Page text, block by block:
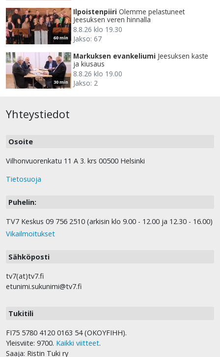
60 min
Ilpoistenpiiri Olemme pelastuneet
Jeesuksen veren hinnalla
8.8.26 klo 19.30
Jakso: 67
30 min
Markuksen evankeliumi Jeesuksen kaste
ja kiusaus
8.8.26 klo 19.00
Jakso: 2
Yhteystiedot
Osoite
Vilhonvuorenkatu 11 A 3. krs 00500 Helsinki
Tietosuoja
Puhelin:
TV7 Keskus 09 756 2510 (arkisin klo 9.00 - 12.00 ja 12.30 - 16.00)
Vikailmoitukset
Sähköposti
tv7(at)tv7.fi
etunimi.sukunimi@tv7.fi
Tukitili
FI75 5780 4120 0163 54 (OKOYFIHH).
Yleisviite: 9700. Kaikki viitteet.
Saaja: Ristin Tuki ry